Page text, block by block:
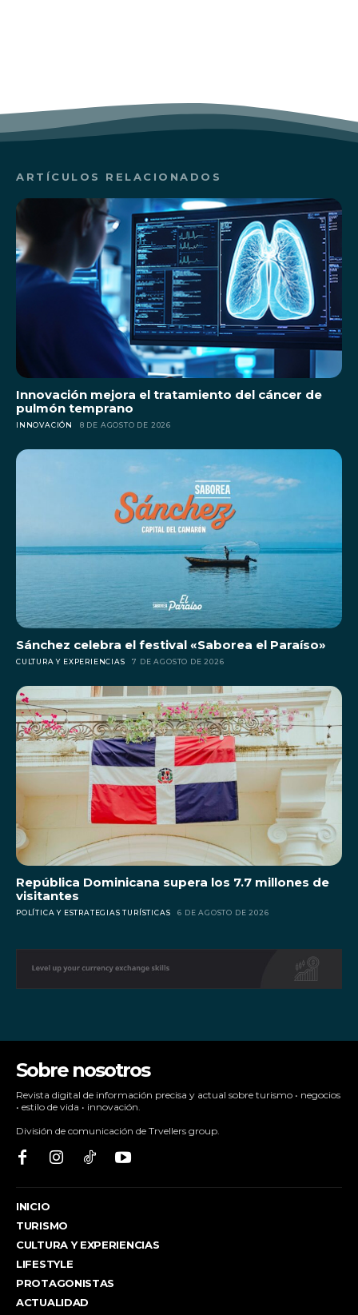
ARTÍCULOS RELACIONADOS
Innovación mejora el tratamiento del cáncer de
pulmón temprano
INNOVACIÓN 8 DE AGOSTO DE 2026
Sánchez celebra el festival «Saborea el Paraíso»
CULTURA Y EXPERIENCIAS 7 DE AGOSTO DE 2026
República Dominicana supera los 7.7 millones de
visitantes
POLÍTICA Y ESTRATEGIAS TURÍSTICAS 6 DE AGOSTO DE 2026
Sobre nosotros
Revista digital de información precisa y actual sobre turismo • negocios
• estilo de vida • innovación.
División de comunicación de Trvellers group.
INICIO
TURISMO
CULTURA Y EXPERIENCIAS
LIFESTYLE
PROTAGONISTAS
ACTUALIDAD